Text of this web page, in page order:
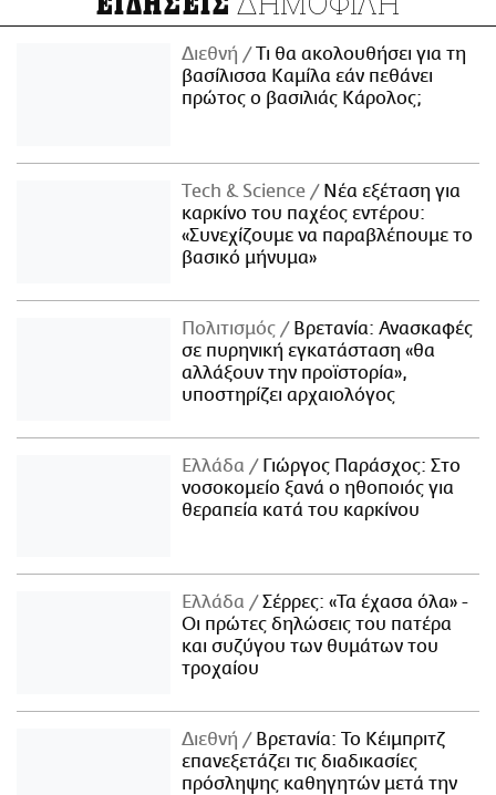
Διεθνή
Τι θα ακολουθήσει για τη
βασίλισσα Καμίλα εάν πεθάνει
πρώτος ο βασιλιάς Κάρολος;
Τech & Science
Νέα εξέταση για
καρκίνο του παχέος εντέρου:
«Συνεχίζουμε να παραβλέπουμε το
βασικό μήνυμα»
Πολιτισμός
Βρετανία: Ανασκαφές
σε πυρηνική εγκατάσταση «θα
αλλάξουν την προϊστορία»,
υποστηρίζει αρχαιολόγος
Ελλάδα
Γιώργος Παράσχος: Στο
νοσοκομείο ξανά ο ηθοποιός για
θεραπεία κατά του καρκίνου
Ελλάδα
Σέρρες: «Τα έχασα όλα» -
Οι πρώτες δηλώσεις του πατέρα
και συζύγου των θυμάτων του
τροχαίου
Διεθνή
Βρετανία: Το Κέιμπριτζ
επανεξετάζει τις διαδικασίες
πρόσληψης καθηγητών μετά την